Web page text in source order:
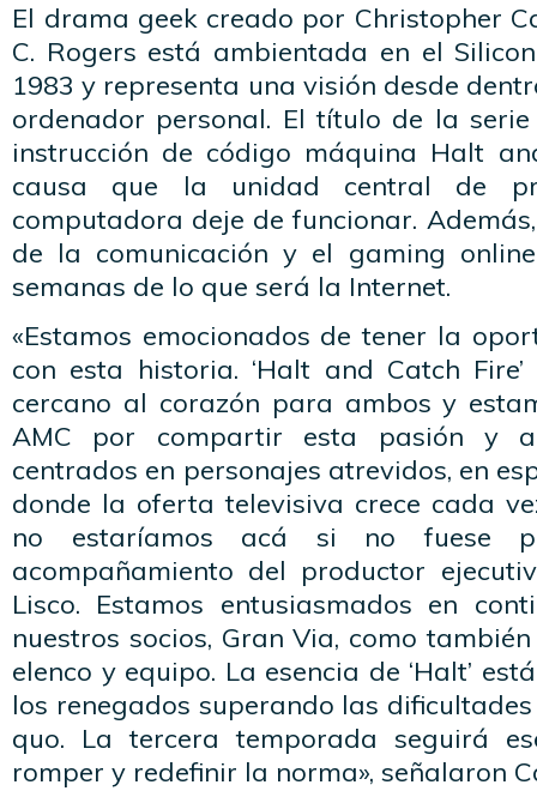
El drama geek creado por Christopher
C. Rogers está ambientada en el
1983 y representa una visión desde
ordenador personal. El título de la
instrucción de código máquina Halt
causa que la unidad central de
computadora deje de funcionar.
de la comunicación y el gaming
semanas de lo que será la Internet.
«Estamos emocionados de tener la
con esta historia. ‘Halt and Catch
cercano al corazón para ambos y
AMC por compartir esta pasión y
centrados en personajes atrevidos, en
donde la oferta televisiva crece cada
no estaríamos acá si no fuese
acompañamiento del productor
Lisco. Estamos entusiasmados en
nuestros socios, Gran Via, como
elenco y equipo. La esencia de ‘Halt’
los renegados superando las
quo. La tercera temporada seguirá
romper y redefinir la norma», señalaron